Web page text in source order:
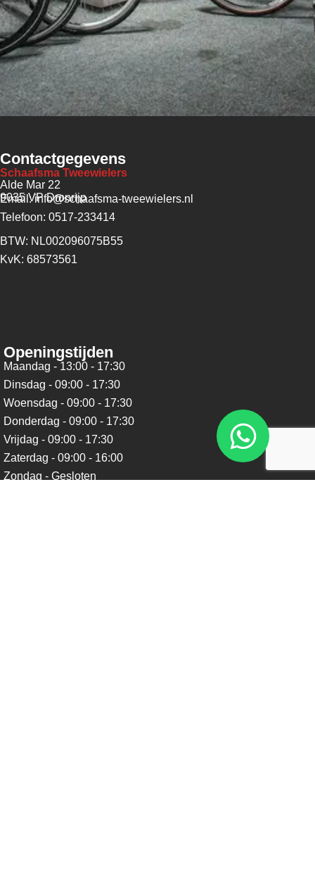
Contactgegevens
Schaafsma Tweewielers
Alde Mar 22
9035 VP Dronrijp
Email: info@schaafsma-tweewielers.nl
Telefoon: 0517-233414
BTW: NL002096075B55
KvK: 68573561
Openingstijden
Maandag - 13:00 - 17:30
Dinsdag - 09:00 - 17:30
Woensdag - 09:00 - 17:30
Donderdag - 09:00 - 17:30
Vrijdag - 09:00 - 17:30
Zaterdag - 09:00 - 16:00
Zondag - Gesloten